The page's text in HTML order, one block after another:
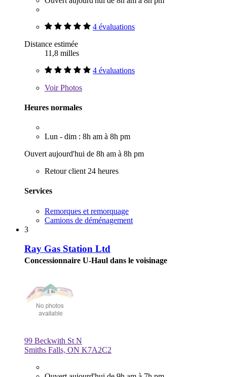
4 évaluations
Distance estimée
11,8 milles
4 évaluations
VoirPhotos
Heures normales
Lun - dim : 8h am à 8h pm
Ouvert aujourd'hui de 8h am à 8h pm
Retour client 24 heures
Services
Remorques et remorquage
Camions de déménagement
3
Ray Gas Station Ltd
Concessionnaire U-Haul dans le voisinage
99 Beckwith St N
Smiths Falls, ON K7A2C2